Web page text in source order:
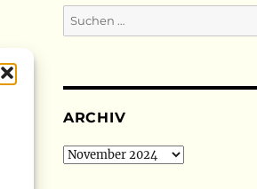
Suchen
nach:
ARCHIV
Archiv